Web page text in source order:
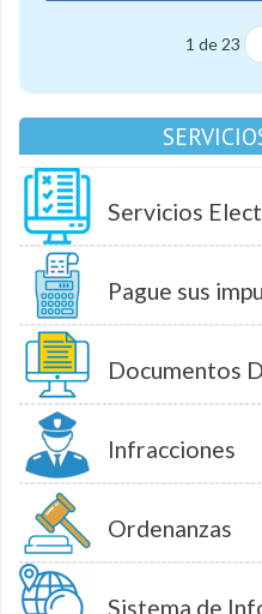
1 de 23
Servicios
Pague sus
Documentos
Infracciones
Ordenanzas
Sistema de